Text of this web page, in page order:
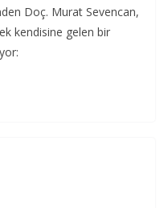
Doç. Murat Sevencan,
kendisine gelen bir